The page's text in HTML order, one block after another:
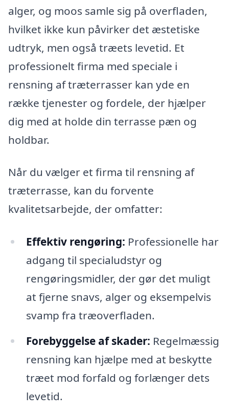
alger, og moos samle sig på overfladen,
hvilket ikke kun påvirker det æstetiske
udtryk, men også træets levetid. Et
professionelt firma med speciale i
rensning af træterrasser kan yde en
række tjenester og fordele, der hjælper
dig med at holde din terrasse pæn og
holdbar.
Når du vælger et firma til rensning af
træterrasse, kan du forvente
kvalitetsarbejde, der omfatter:
Effektiv rengøring: Professionelle har
adgang til specialudstyr og
rengøringsmidler, der gør det muligt
at fjerne snavs, alger og eksempelvis
svamp fra træoverfladen.
Forebyggelse af skader: Regelmæssig
rensning kan hjælpe med at beskytte
træet mod forfald og forlænger dets
levetid.